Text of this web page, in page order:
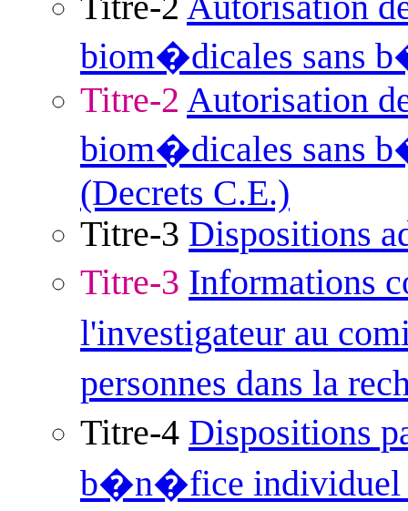
biom�dicales sans
Titre-2 Autorisation
biom�dicales sans
(Decrets C.E.)
Titre-3 Dispositions
Titre-3 Informations
l'investigateur au
personnes dans la
Titre-4 Dispositions
b�n�fice individuel